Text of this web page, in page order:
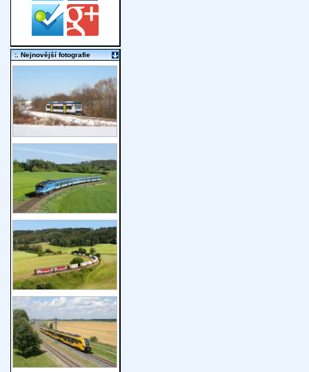
:. Nejnovější fotografie